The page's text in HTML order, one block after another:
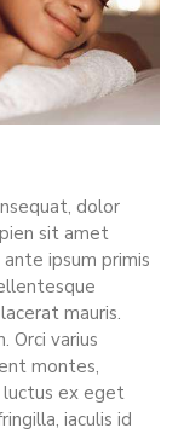
dolor
sit amet
ipsum primis
mauris.
Orci varius
montes,
luctus ex eget
iaculis id